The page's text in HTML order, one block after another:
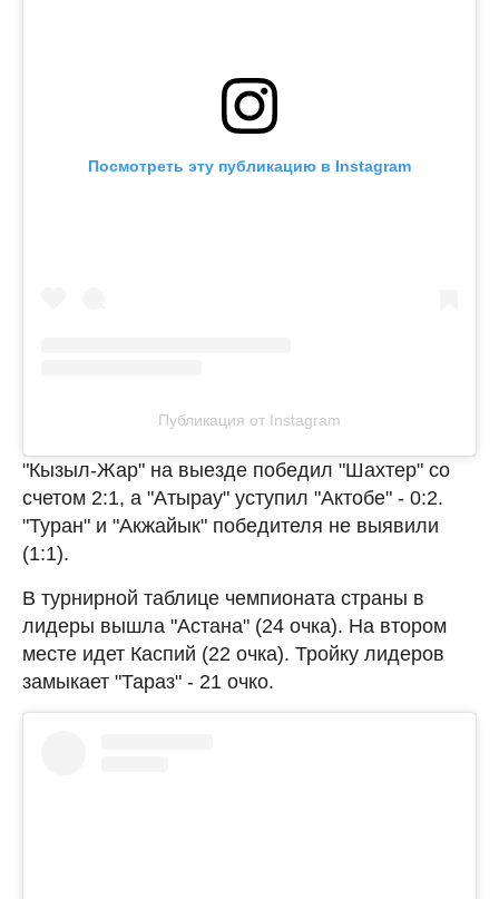
Посмотреть эту публикацию в Instagram
Публикация от Instagram
"Кызыл-Жар" на выезде победил "Шахтер" со
счетом 2:1, а "Атырау" уступил "Актобе" - 0:2.
"Туран" и "Акжайык" победителя не выявили
(1:1).
В турнирной таблице чемпионата страны в
лидеры вышла "Астана" (24 очка). На втором
месте идет Каспий (22 очка). Тройку лидеров
замыкает "Тараз" - 21 очко.